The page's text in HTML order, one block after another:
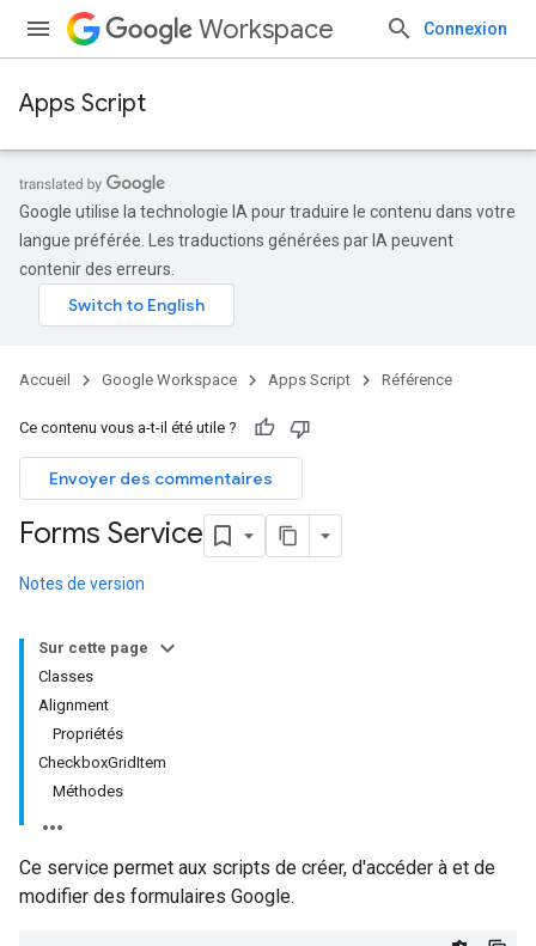
Workspace Connexion
Apps Script
Google utilise la technologie IA pour traduire le contenu dans votre
langue préférée. Les traductions générées par IA peuvent
contenir des erreurs.
Accueil Google Workspace Apps Script Référence
Ce contenu vous a-t-il été utile ?
Envoyer des commentaires
Forms Service
Notes de version
Sur cette page
Classes
Alignment
Propriétés
CheckboxGridItem
Méthodes
Ce service permet aux scripts de créer, d'accéder à et de
modifier des formulaires Google.